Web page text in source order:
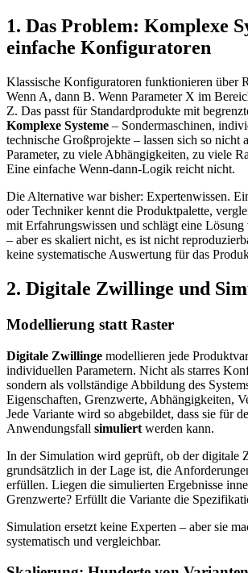
1. Das Problem: Komplexe
einfache Konfiguratoren
Klassische Konfiguratoren funktionieren über
Wenn A, dann B. Wenn Parameter X im
Z. Das passt für Standardprodukte mit
Komplexe Systeme – Sondermaschinen,
technische Großprojekte – lassen sich so nicht
Parameter, zu viele Abhängigkeiten, zu viele
Eine einfache Wenn-dann-Logik reicht nicht.
Die Alternative war bisher: Expertenwissen.
oder Techniker kennt die Produktpalette,
mit Erfahrungswissen und schlägt eine
– aber es skaliert nicht, es ist nicht
keine systematische Auswertung für das
2. Digitale Zwillinge und
Modellierung statt Raster
Digitale Zwillinge modellieren jede
individuellen Parametern. Nicht als starres
sondern als vollständige Abbildung des
Eigenschaften, Grenzwerte, Abhängigkeiten,
Jede Variante wird so abgebildet, dass sie für
Anwendungsfall simuliert werden kann.
In der Simulation wird geprüft, ob der digitale
grundsätzlich in der Lage ist, die
erfüllen. Liegen die simulierten Ergebnisse
Grenzwerte? Erfüllt die Variante die
Simulation ersetzt keine Experten – aber sie
systematisch und vergleichbar.